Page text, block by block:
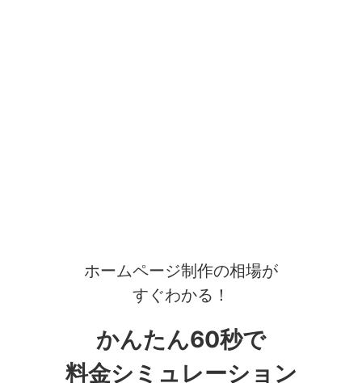
ホームページ制作の相場が
すぐわかる！
かんたん60秒で
料金シミュレーション